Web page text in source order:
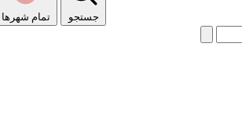
تمام شهر‌ها جستجو